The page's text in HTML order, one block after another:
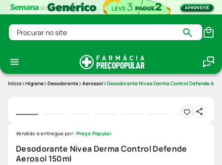
Procurar no site
Higiene Desodorante Aerossol Desodorante Nivea Derma Control Defende
Desodorante Nivea Derma Control Defende
Aerosol 150ml
Vendido e entregue por: Preço Popular